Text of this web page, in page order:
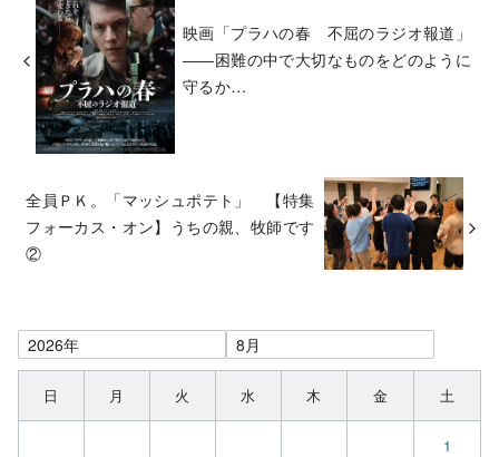
映画「プラハの春 不屈のラジオ報道」
――困難の中で大切なものをどのように
守るか…
全員ＰＫ。「マッシュポテト」 【特集
フォーカス・オン】うちの親、牧師です
②
日 月 火 水 木 金 土
1